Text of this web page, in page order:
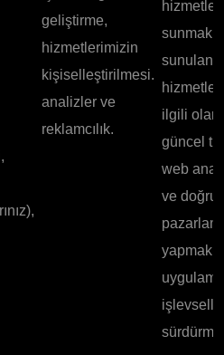
geliştirme,
hizmetlerimizin
kişiselleştirilmesi.
analizler ve
reklamcılık.
hizmetleri
sunmak
sunulan
ilgili
güncel
web
ve
yapmak
uygulama